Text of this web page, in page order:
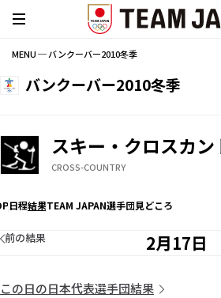
MENU ─ バンクーバー2010冬季
バンクーバー2010冬季
スキー・クロスカン
CROSS-COUNTRY
日程結果TEAM JAPAN選手団見どころ
2月17日
前の結果
この日の日本代表選手団結果